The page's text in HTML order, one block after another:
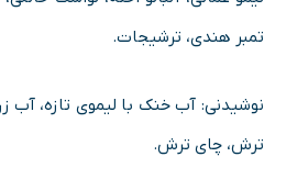
تمبر هندی، ترشیجات.
نوشیدنی: آب خنک با لیموی تازه، آب
ترش، چای ترش.